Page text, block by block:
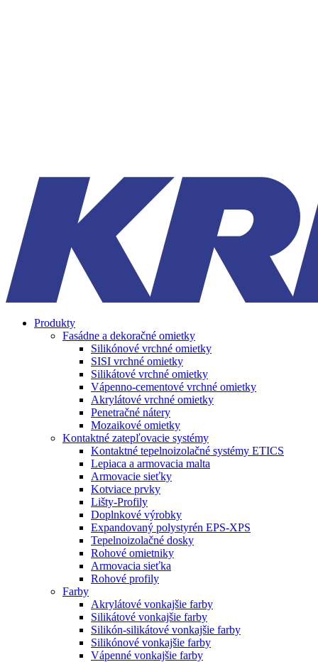
Produkty
Fasádne a dekoračné omietky
Silikónové vrchné omietky
SISI vrchné omietky
Silikátové vrchné omietky
Vápenno-cementové vrchné omietky
Akrylátové vrchné omietky
Penetračné nátery
Mozaikové omietky
Kontaktné zatepľovacie systémy
Kontaktné tepelnoizolačné systémy ETICS
Lepiaca a armovacia malta
Armovacie sieťky
Kotviace prvky
Lišty-Profily
Doplnkové výrobky
Expandovaný polystyrén EPS-XPS
Tepelnoizolačné dosky
Rohové omietniky
Armovacia sieťka
Rohové profily
Farby
Akrylátové vonkajšie farby
Silikátové vonkajšie farby
Silikón-silikátové vonkajšie farby
Silikónové vonkajšie farby
Vápenné vonkajšie farby